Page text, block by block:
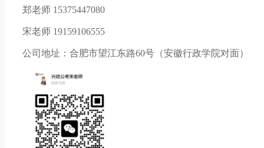
郑老师 15375447080
宋老师 19159106555
公司地址：合肥市望江东路60号（安徽行政学院对面）